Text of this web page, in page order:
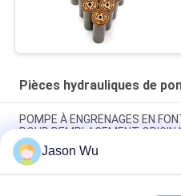
Pièces hydrauliques de
POMPE À ENGRENAGES EN
POUR REMPLACEMENT
POMPE À ENGRENAGES EN
POUR REMPLACEMENT
Jason Wu